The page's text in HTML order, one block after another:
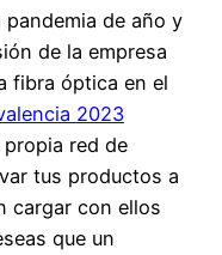
pandemia de año y
de la empresa
fibra óptica en el
2023
red de
tus productos a
cargar con ellos
que un